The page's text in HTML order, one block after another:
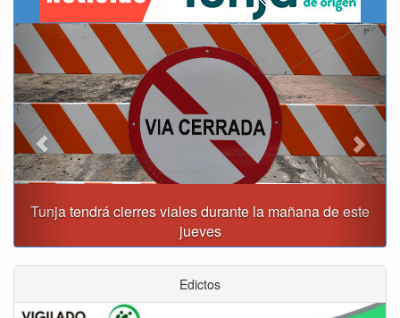
Tunja tendrá cierres viales durante la mañana de este
jueves
Previous Next
Edictos